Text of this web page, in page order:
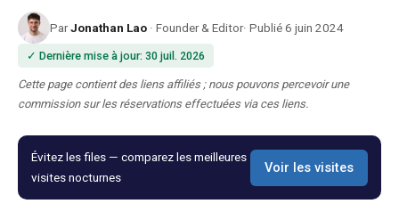
Meilleurs tours à Rome
Bus touristique Rome
Catacombes de Rome
ParJonathan Lao · Founder & Editor· Publié6 juin 2024
✓ Dernière mise à jour: 30 juil. 2026
Cette page contient des liens affiliés ; nous pouvons percevoir une
commission sur les réservations effectuées via ces liens.
Évitez les files — comparez les meilleures
visites nocturnes
Voir les visites